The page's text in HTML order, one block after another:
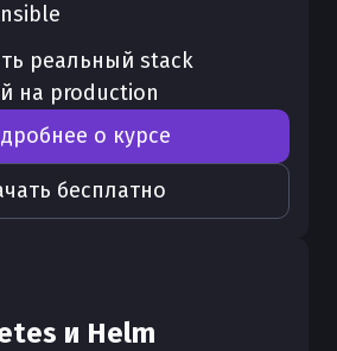
реальный stack
на production
бесплатно
о курсе
и Helm